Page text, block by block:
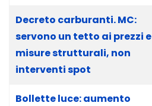
Decreto carburanti. MC:
servono un tetto ai prezzi e
misure strutturali, non
interventi spot
Bollette luce: aumento